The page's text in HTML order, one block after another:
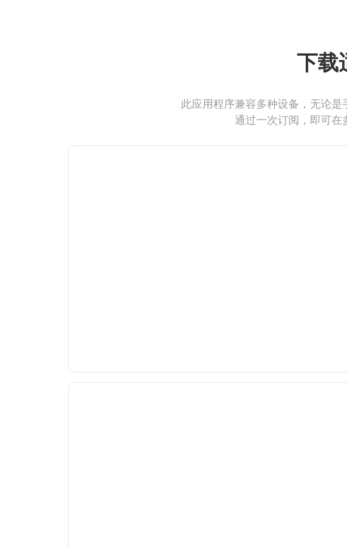
下载
此应用程序兼容多种设备，无论是
通过一次订阅，即可在